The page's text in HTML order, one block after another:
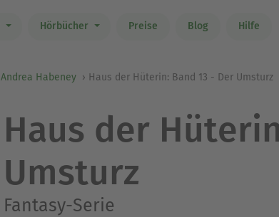
Hörbücher Preise Blog Hilfe
Andrea Habeney Haus der Hüterin: Band 13 - Der Umsturz
Haus der
Umsturz
Fantasy-Serie